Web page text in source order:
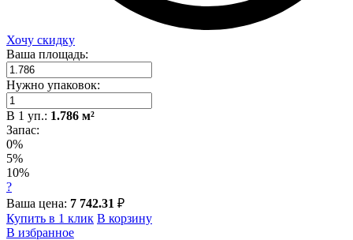
Хочу скидку
Ваша площадь:
Нужно упаковок:
В 1 уп.: 1.786 м²
Запас:
0%
5%
10%
?
Ваша цена: 7 742.31 ₽
Купить в 1 клик В корзину
В избранное